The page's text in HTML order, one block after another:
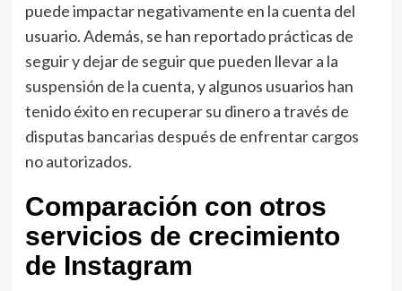
puede impactar negativamente en la cuenta del
usuario. Además, se han reportado prácticas de
seguir y dejar de seguir que pueden llevar a la
suspensión de la cuenta, y algunos usuarios han
tenido éxito en recuperar su dinero a través de
disputas bancarias después de enfrentar cargos
no autorizados.
Comparación con otros
servicios de crecimiento
de Instagram